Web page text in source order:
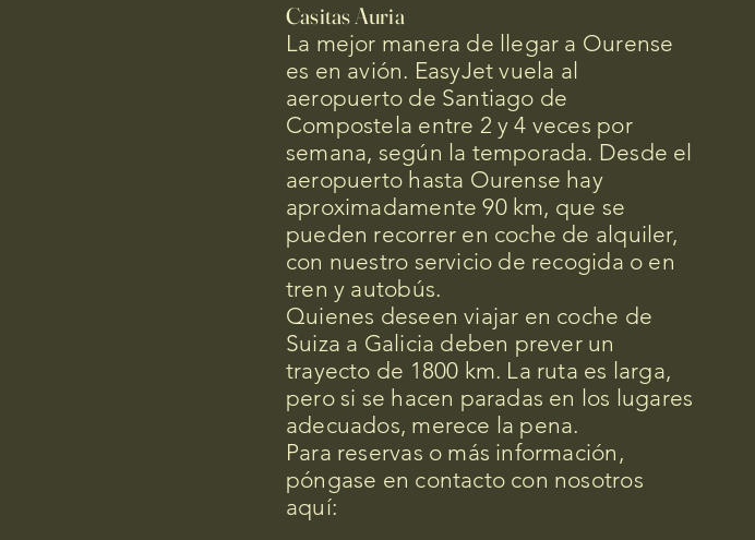
Casitas Auria
La mejor manera de llegar a Ourense
es en avión. EasyJet vuela al
aeropuerto de Santiago de
Compostela entre 2 y 4 veces por
semana, según la temporada. Desde el
aeropuerto hasta Ourense hay
aproximadamente 90 km, que se
pueden recorrer en coche de alquiler,
con nuestro servicio de recogida o en
tren y autobús.
Quienes deseen viajar en coche de
Suiza a Galicia deben prever un
trayecto de 1800 km. La ruta es larga,
pero si se hacen paradas en los lugares
adecuados, merece la pena.
Para reservas o más información,
póngase en contacto con nosotros
aquí: